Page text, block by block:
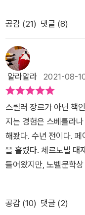
뿐만 아니라 소련 체제
사고가 일어난 지 5년
사고를 은폐하고 피해
민은 ‘정보 공개 정책(
정당을 만들고, 우크라
태동, 우크라이나의 독
때문이라고 할 수는 없
미친 영향은 과소평가할 수 없다. 체르노빌 원
된 원자로에 1986년과
는 일단락된 것처럼 보
월에 일본 후쿠시마에
위기가 여전히 도사리
021년 5월 12일에 감
가 핵반응을 완전히 통제
전 냉각수 연못에서 낙
소 폭발이 있었으메도
스크바에서 온 전문가
전은 안전하다는 신화가
하지 못하고 눈앞의 진
다. 현실을 직시하지 못
는 것은 아니다. '그들
람들이었지만 마지막
그러한 인간들이 너무
고서도 핵발전소는 안
위해서 안전을 중시할
실이 절망적이다. 자신
급하는 그들과 함께 지
있어서 체르노빌에 대
과 주민들의 삶의 모습
에 그런 환경의 이야기
된 이야기가 담겨있다.
력,이 지구에 미치는 영
다. 체르노빌 원전 사고
가적인 전력공급에 대
하지만 과학기술에 대
부분 책임이 있다고 할
르노빌 원전사고에 대
만 최대한의 기록을 정
데, 35년 전 아무리 국
피폭에 대한 경각심이
공감 (21) 댓글 (8)
얄라알라 2021-08-
스릴러 장르가 아닌 책
지는 경험은 스베틀라
해봤다. 수년 전이다.
을 흘렸다. 체르노빌 대
들어왔지만, 노벨문학
라도 전화하고 싶을 정
헌신하고 사라져간 이름
공감 (10) 댓글 (2)